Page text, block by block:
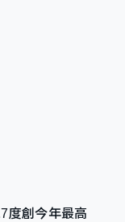
度創今年最高